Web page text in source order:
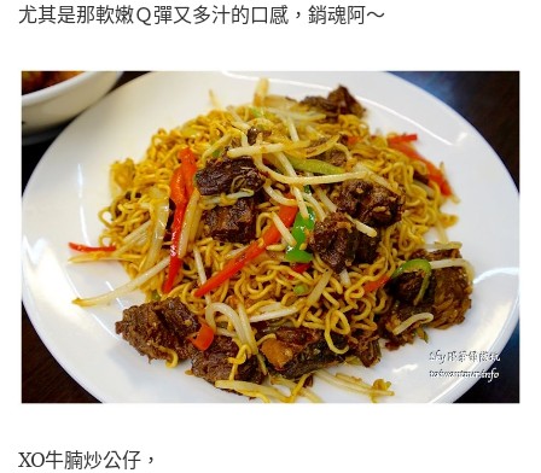
尤其是那軟嫩Ｑ彈又多汁的口感，銷魂阿～
XO牛腩炒公仔，